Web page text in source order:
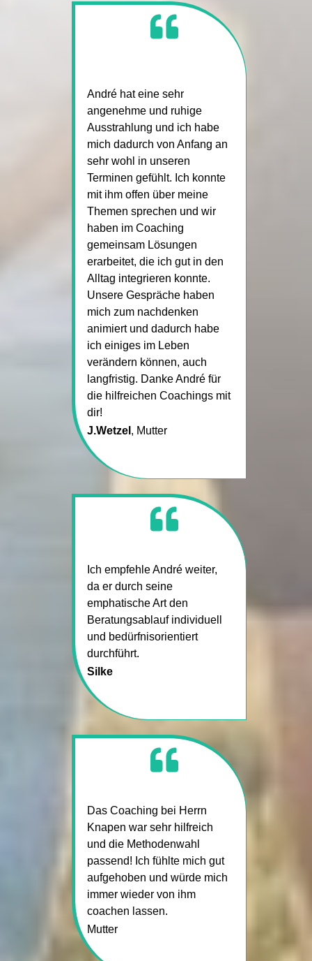
André hat eine sehr
angenehme und ruhige
Ausstrahlung und ich habe
mich dadurch von Anfang an
sehr wohl in unseren
Terminen gefühlt. Ich konnte
mit ihm offen über meine
Themen sprechen und wir
haben im Coaching
gemeinsam Lösungen
erarbeitet, die ich gut in den
Alltag integrieren konnte.
Unsere Gespräche haben
mich zum nachdenken
animiert und dadurch habe
ich einiges im Leben
verändern können, auch
langfristig. Danke André für
die hilfreichen Coachings mit
dir!
J.Wetzel , Mutter
Ich empfehle André weiter,
da er durch seine
emphatische Art den
Beratungsablauf individuell
und bedürfnisorientiert
durchführt.
Silke
Das Coaching bei Herrn
Knapen war sehr hilfreich
und die Methodenwahl
passend! Ich fühlte mich gut
aufgehoben und würde mich
immer wieder von ihm
coachen lassen.
Mutter